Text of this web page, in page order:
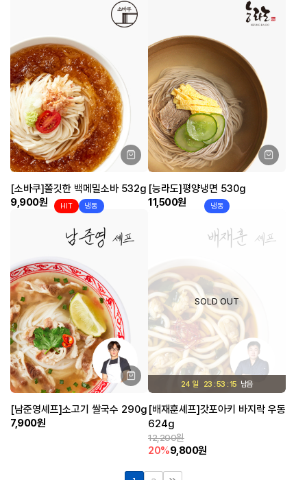
[소바쿠]쫄깃한 백메밀소바 532g
9,900원
[능라도]평양냉면 530g
11,500원
HIT 냉동
[남준영셰프]소고기 쌀국수 290g
7,900원
냉동
SOLD OUT
24 일 23 53 15
[배재훈셰프]갓포아키 바지락 우동
624g
12,200원
20%9,800원